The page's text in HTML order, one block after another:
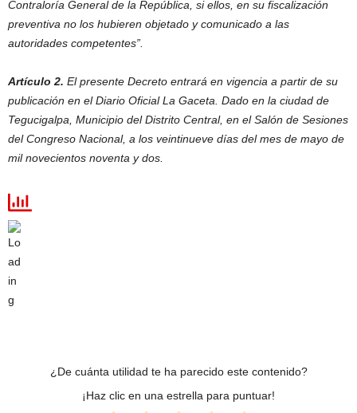
Contraloría General de la República, si ellos, en su fiscalización
preventiva no los hubieren objetado y comunicado a las
autoridades competentes”.
Artículo 2. El presente Decreto entrará en vigencia a partir de su
publicación en el Diario Oficial La Gaceta. Dado en la ciudad de
Tegucigalpa, Municipio del Distrito Central, en el Salón de Sesiones
del Congreso Nacional, a los veintinueve días del mes de mayo de
mil novecientos noventa y dos.
¿De cuánta utilidad te ha parecido este contenido?
¡Haz clic en una estrella para puntuar!